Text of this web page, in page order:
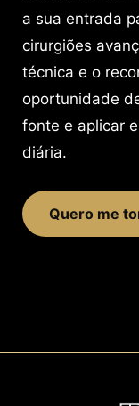
a sua entrada
cirurgiões
técnica e o
oportunidade
fonte e aplicar
diária.
Quero me